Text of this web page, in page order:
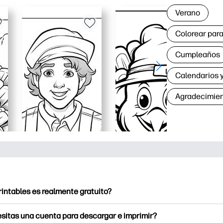
Verano
Colorear
Cumpleaños
Calendarios
es realmente gratuito?
una cuenta para descargar e imprimir?